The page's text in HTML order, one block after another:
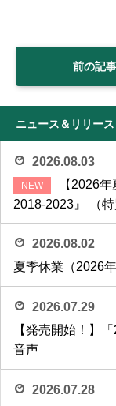
前の記事
ニュース＆リリース
2026.08.03
【2026
2018-2023』 （
2026.08.02
夏季休業（2026
2026.07.29
【発売開始！】
音声
2026.07.28